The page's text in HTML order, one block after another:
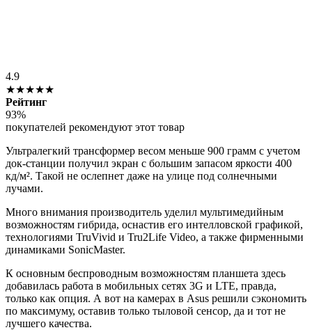
4.9
★★★★★
Рейтинг
93%
покупателей рекомендуют этот товар
Ультралегкий трансформер весом меньше 900 грамм с учетом
док-станции получил экран с большим запасом яркости 400
кд/м². Такой не ослепнет даже на улице под солнечными
лучами.
Много внимания производитель уделил мультимедийным
возможностям гибрида, оснастив его интелловской графикой,
технологиями TruVivid и Tru2Life Video, а также фирменными
динамиками SonicMaster.
К основным беспроводным возможностям планшета здесь
добавилась работа в мобильных сетях 3G и LTE, правда,
только как опция. А вот на камерах в Asus решили сэкономить
по максимуму, оставив только тыловой сенсор, да и тот не
лучшего качества.